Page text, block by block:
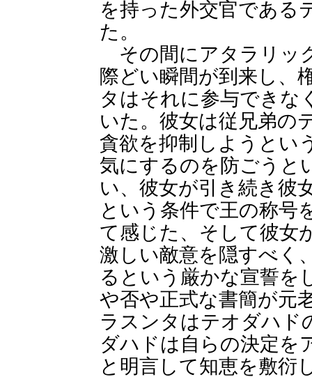
を持った外交官である
た。
その間にアタラリッ
際どい瞬間が到来し、
タはそれに参与できな
いた。彼女は従兄弟の
貪欲を抑制しようとい
気にするのを防ごうと
い、彼女が引き続き彼
という条件で王の称号
て感じた、そして彼女
激しい敵意を隠すべく
るという厳かな宣誓を
や否や正式な書簡が元
ラスンタはテオダハド
ダハドは自らの決定を
と明言して知恵を敷衍